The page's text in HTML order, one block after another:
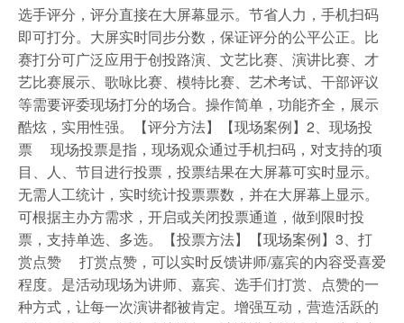
选手评分，评分直接在大屏幕显示。节省人力，手机扫码
即可打分。大屏实时同步分数，保证评分的公平公正。比
赛打分可广泛应用于创投路演、文艺比赛、演讲比赛、才
艺比赛展示、歌咏比赛、模特比赛、艺术考试、干部评议
等需要评委现场打分的场合。操作简单，功能齐全，展示
酷炫，实用性强。【评分方法】【现场案例】2、现场投
票 现场投票是指，现场观众通过手机扫码，对支持的项
目、人、节目进行投票，投票结果在大屏幕可实时显示。
无需人工统计，实时统计投票票数，并在大屏幕上显示。
可根据主办方需求，开启或关闭投票通道，做到限时投
票，支持单选、多选。【投票方法】【现场案例】3、打
赏点赞 打赏点赞，可以实时反馈讲师/嘉宾的内容受喜爱
程度。是活动现场为讲师、嘉宾、选手们打赏、点赞的一
种方式，让每一次演讲都被肯定。增强互动，营造活跃的